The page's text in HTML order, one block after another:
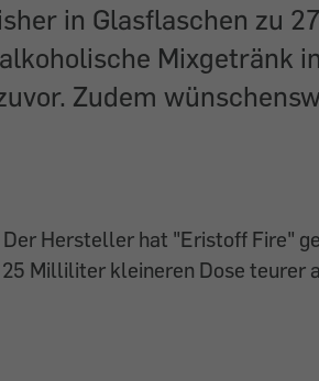
in Glasflaschen zu
Mixgetränk
Zudem
Der Hersteller hat "Eristoff Fire"
Milliliter kleineren Dose teurer